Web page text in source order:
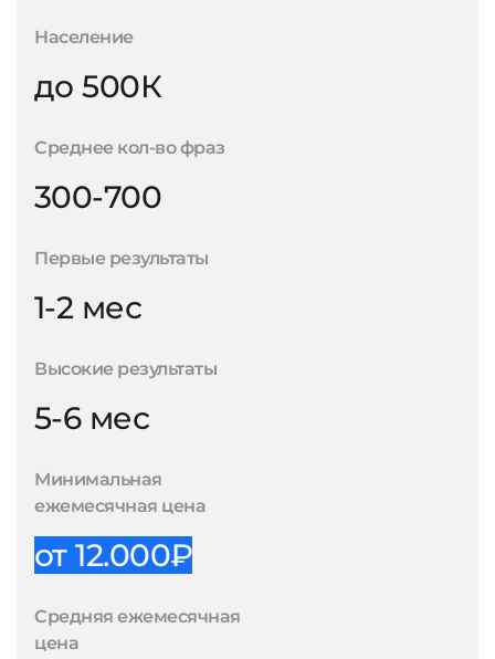
Население
до 500К
Среднее кол-во фраз
300-700
Первые результаты
1-2 мес
Высокие результаты
5-6 мес
Минимальная
ежемесячная цена
от 12.000₽
Средняя ежемесячная
цена